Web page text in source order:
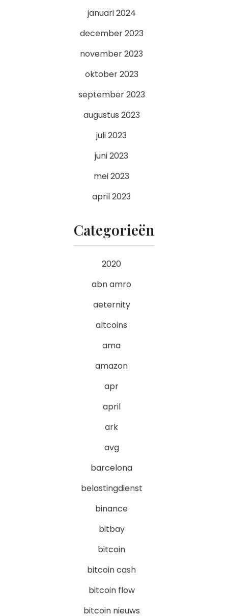
januari 2024
december 2023
november 2023
oktober 2023
september 2023
augustus 2023
juli 2023
juni 2023
mei 2023
april 2023
Categorieën
2020
abn amro
aeternity
altcoins
ama
amazon
apr
april
ark
avg
barcelona
belastingdienst
binance
bitbay
bitcoin
bitcoin cash
bitcoin flow
bitcoin nieuws